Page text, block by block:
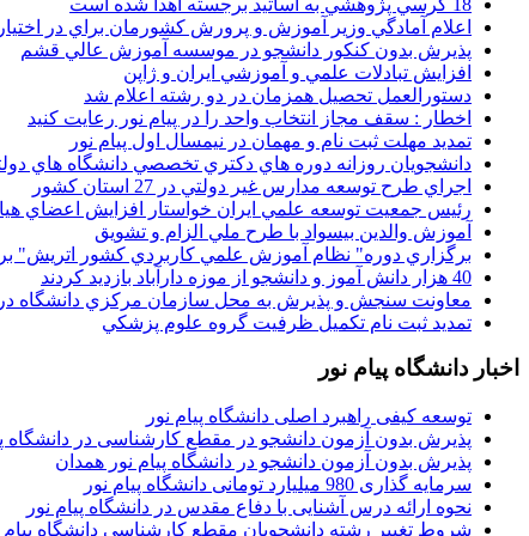
اعلام آمادگي وزير آموزش و پرورش کشورمان براي در
پذيرش بدون کنکور دانشجو در موسسه آموزش عالي قشم
افزايش تبادلات علمي و آموزشي ايران و ژاپن
دستورالعمل تحصیل همزمان در دو رشته اعلام شد
اخطار : سقف مجاز انتخاب واحد را در پیام نور رعایت کنید
تمدید مهلت ثبت نام و مهمان در نیمسال اول پیام نور
دانشجويان روزانه دوره هاي دكتري تخصصي دانشگاه هاي
اجراي طرح توسعه مدارس غير دولتي در 27 استان کشور
رئيس جمعيت توسعه علمي ايران خواستار افزايش اعضاي
آموزش والدين بيسواد با طرح ملي الزام و تشويق
برگزاري دوره" نظام آموزش علمي كاربردي كشور اتريش"
40 هزار دانش آموز و دانشجو از موزه دارآباد بازديد کردند
معاونت سنجش و پذيرش به محل سازمان مرکزي دانشگاه در
تمديد ثبت نام تکميل ظرفيت گروه علوم پزشکي
اخبار دانشگاه پیام نور
توسعه کیفی راهبرد اصلی دانشگاه پیام نور
پذیرش بدون آزمون دانشجو در مقطع کارشناسی در دانشگاه
پذیرش بدون آزمون دانشجو در دانشگاه پیام نور همدان
سرمایه گذاری 980 میلیارد تومانی دانشگاه پیام نور
نحوه ارائه درس آشنایی با دفاع مقدس در دانشگاه پیام نور
شروط تغییر رشته دانشجویان مقطع کارشناسی دانشگاه پیام